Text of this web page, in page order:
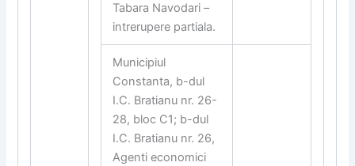
Tabara Navodari –
intrerupere partiala.
Municipiul
Constanta, b-dul
I.C. Bratianu nr. 26-
28, bloc C1; b-dul
I.C. Bratianu nr. 26,
Agenti economici